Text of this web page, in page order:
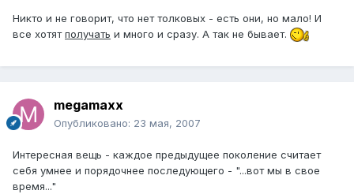
Никто и не говорит, что нет толковых - есть они, но мало! И
все хотятполучать и много и сразу. А так не бывает.
megamaxx
Опубликовано: 23 мая, 2007
Интересная вещь - каждое предыдущее поколение считает
себя умнее и порядочнее последующего - "...вот мы в свое
время..."